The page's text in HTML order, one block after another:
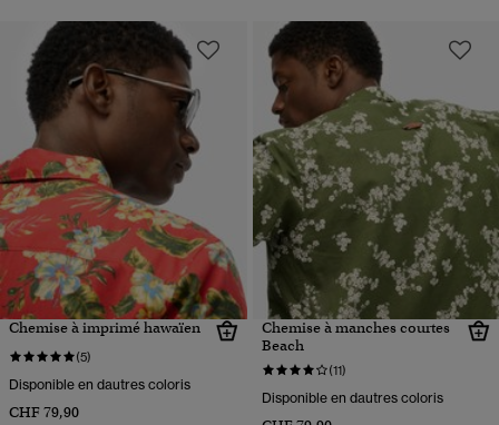
Chemise à imprimé hawaïen
(5)
Disponible en dautres coloris
CHF 79,90
Chemise à manches courtes
Beach
(11)
Disponible en dautres coloris